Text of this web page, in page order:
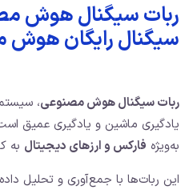
ربات سیگنال هوش
سیگنال رایگان
ربات سیگنال هوش مصنوعی،
یادگیری ماشین و یادگیری عمیق
به‌ویژه فارکس و ارزهای دیجیتال به
این ربات‌ها با جمع‌آوری و تحلیل